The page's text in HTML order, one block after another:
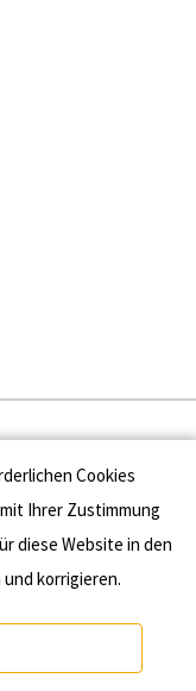
Cookies
Ihrer Zustimmung
diese Website in den
korrigieren.